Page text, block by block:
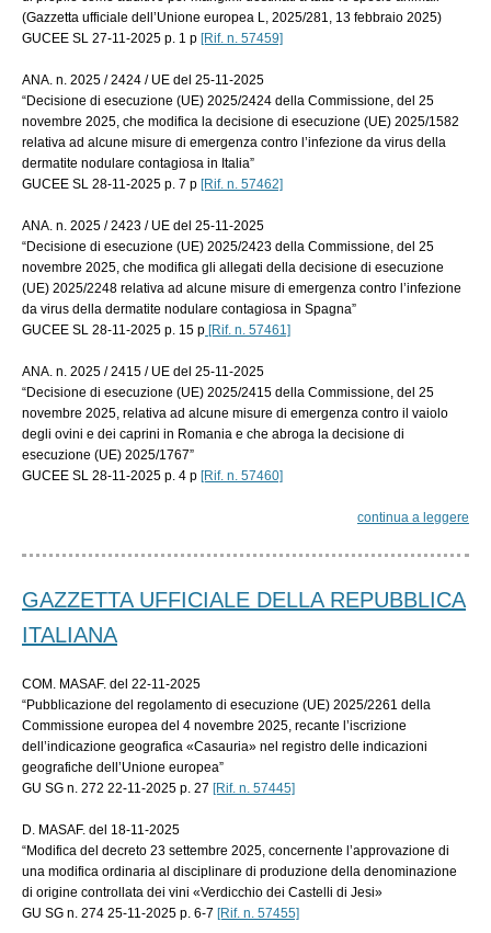
(Gazzetta ufficiale dell’Unione europea L, 2025/281, 13 febbraio 2025)
GUCEE SL 27-11-2025 p. 1 p [Rif. n. 57459]
ANA. n. 2025 / 2424 / UE del 25-11-2025
“Decisione di esecuzione (UE) 2025/2424 della Commissione, del 25
novembre 2025, che modifica la decisione di esecuzione (UE) 2025/1582
relativa ad alcune misure di emergenza contro l’infezione da virus della
dermatite nodulare contagiosa in Italia”
GUCEE SL 28-11-2025 p. 7 p [Rif. n. 57462]
ANA. n. 2025 / 2423 / UE del 25-11-2025
“Decisione di esecuzione (UE) 2025/2423 della Commissione, del 25
novembre 2025, che modifica gli allegati della decisione di esecuzione
(UE) 2025/2248 relativa ad alcune misure di emergenza contro l’infezione
da virus della dermatite nodulare contagiosa in Spagna”
GUCEE SL 28-11-2025 p. 15 p [Rif. n. 57461]
ANA. n. 2025 / 2415 / UE del 25-11-2025
“Decisione di esecuzione (UE) 2025/2415 della Commissione, del 25
novembre 2025, relativa ad alcune misure di emergenza contro il vaiolo
degli ovini e dei caprini in Romania e che abroga la decisione di
esecuzione (UE) 2025/1767”
GUCEE SL 28-11-2025 p. 4 p [Rif. n. 57460]
continua a leggere
GAZZETTA UFFICIALE DELLA REPUBBLICA
ITALIANA
COM. MASAF. del 22-11-2025
“Pubblicazione del regolamento di esecuzione (UE) 2025/2261 della
Commissione europea del 4 novembre 2025, recante l’iscrizione
dell’indicazione geografica «Casauria» nel registro delle indicazioni
geografiche dell’Unione europea”
GU SG n. 272 22-11-2025 p. 27 [Rif. n. 57445]
D. MASAF. del 18-11-2025
“Modifica del decreto 23 settembre 2025, concernente l’approvazione di
una modifica ordinaria al disciplinare di produzione della denominazione
di origine controllata dei vini «Verdicchio dei Castelli di Jesi»
GU SG n. 274 25-11-2025 p. 6-7 [Rif. n. 57455]